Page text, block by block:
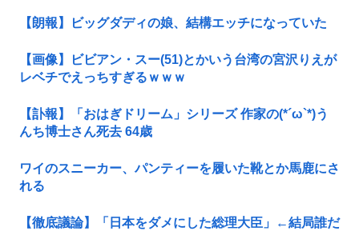
【朗報】ビッグダディの娘、結構エッチになっていた
【画像】ビビアン・スー(51)とかいう台湾の宮沢りえが
レベチでえっちすぎるｗｗｗ
【訃報】「おはぎドリーム」シリーズ 作家の(*´ω`*)う
んち博士さん死去 64歳
ワイのスニーカー、パンティーを履いた靴とか馬鹿にさ
れる
【徹底議論】「日本をダメにした総理大臣」←結局誰だ